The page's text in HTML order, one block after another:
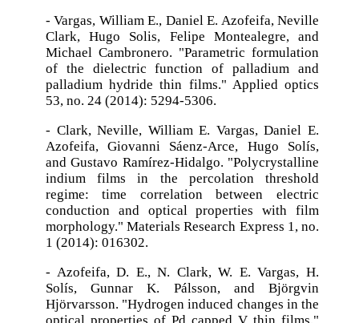
- Vargas, William E., Daniel E. Azofeifa, Neville
Clark, Hugo Solis, Felipe Montealegre, and
Michael Cambronero. "Parametric formulation
of the dielectric function of palladium and
palladium hydride thin films." Applied optics
53, no. 24 (2014): 5294-5306.
- Clark, Neville, William E. Vargas, Daniel E.
Azofeifa, Giovanni Sáenz-Arce, Hugo Solís,
and Gustavo Ramírez-Hidalgo. "Polycrystalline
indium films in the percolation threshold
regime: time correlation between electric
conduction and optical properties with film
morphology." Materials Research Express 1, no.
1 (2014): 016302.
- Azofeifa, D. E., N. Clark, W. E. Vargas, H.
Solís, Gunnar K. Pálsson, and Björgvin
Hjörvarsson. "Hydrogen induced changes in the